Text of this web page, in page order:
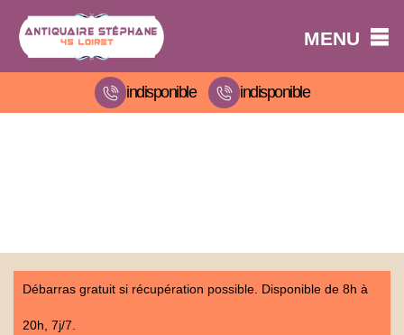
MENU
indisponible indisponible
Débarras gratuit si récupération possible. Disponible de 8h à
20h, 7j/7.